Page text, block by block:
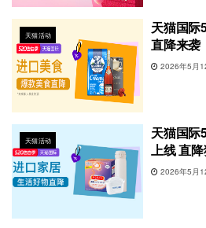
天猫活动
天猫国际
直降来袭
2026年5月
天猫活动
天猫国际
上线 直
2026年5月